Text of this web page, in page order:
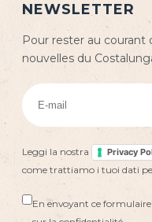
NEWSLETTER
Pour rester au
nouvelles du
Leggi la nostra Privacy
come trattiamo i tuoi dati
En envoyant ce